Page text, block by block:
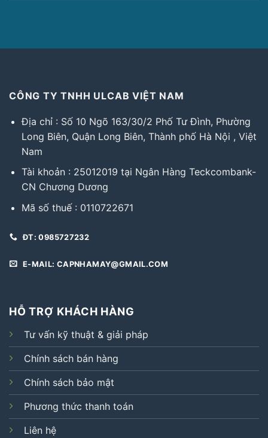
CÔNG TY TNHH ULCAB VIỆT NAM
Địa chỉ : Số 10 Ngõ 163/30/2 Phố Tư Đình, Phường
Long Biên, Quận Long Biên, Thành phố Hà Nội , Việt
Nam
Tài khoản : 25012019 tại Ngân Hàng Teckcombank-
CN Chương Dương
Mã số thuế : 0110722671
ĐT: 0985727232
E-MAIL: CAPNHAMAY@GMAIL.COM
HỖ TRỢ KHÁCH HÀNG
Tư vấn kỹ thuật & giải pháp
Chính sách bán hàng
Chính sách bảo mật
Phương thức thanh toán
Liên hệ